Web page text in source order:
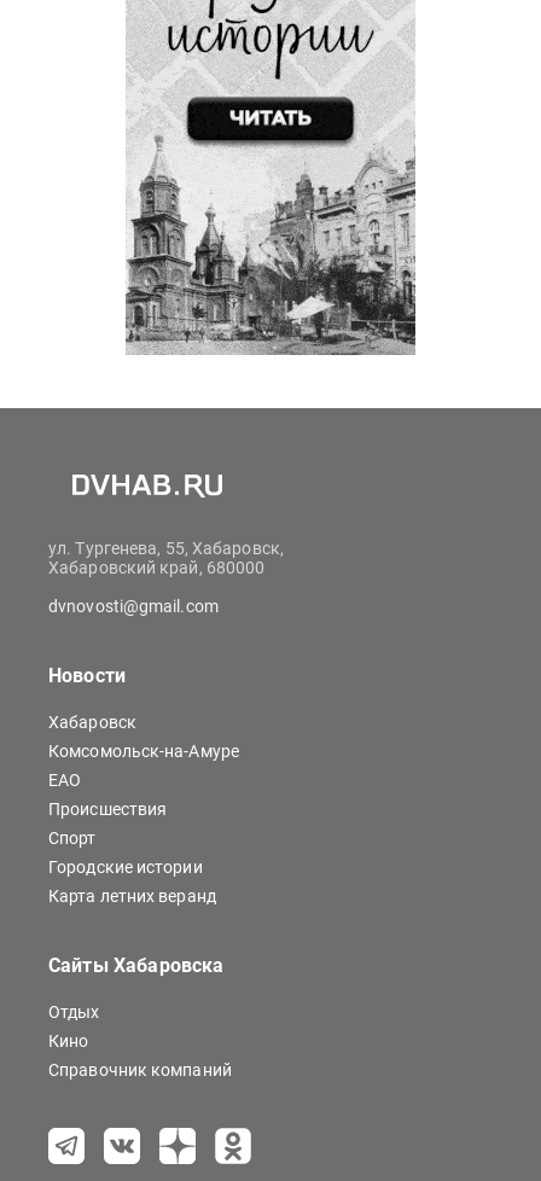
ул. Тургенева, 55, Хабаровск,
Хабаровский край, 680000
dvnovosti@gmail.com
Новости
Хабаровск
Комсомольск-на-Амуре
ЕАО
Происшествия
Спорт
Городские истории
Карта летних веранд
Сайты Хабаровска
Отдых
Кино
Справочник компаний